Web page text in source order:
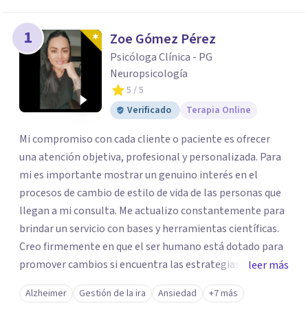
necesidades.
Responder cuestionario
1 Zoe Gómez Pérez
Psicóloga Clínica - PG
Neuropsicología
5 / 5
Verificado
Terapia Online
Mi compromiso con cada cliente o paciente es ofrecer
una atención objetiva, profesional y personalizada. Para
mi es importante mostrar un genuino interés en el
procesos de cambio de estilo de vida de las personas que
llegan a mi consulta. Me actualizo constantemente para
brindar un servicio con bases y herramientas científicas.
Creo firmemente en que el ser humano está dotado para
promover cambios si encuentra las estrategias y
herramientas adecuadas y es por eso que elegí esta
profesión, ya que me permite a través del conocimiento y
leer más
Alzheimer Gestión de la ira Ansiedad +7 más